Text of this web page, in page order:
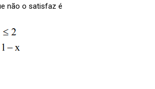
não o satisfaz é